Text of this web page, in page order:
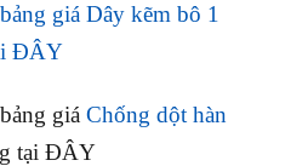
giá Dây kẽm bô 1
ĐÂY
giá Chống dột hàn
tại ĐÂY